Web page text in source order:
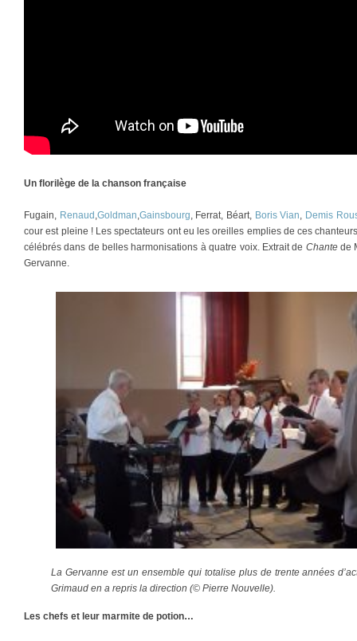
Un florilège de la chanson française
Fugain, Renaud Goldman Gainsbourg , Ferrat, Béart, Boris Vian
Demis
cour est pleine ! Les spectateurs ont eu les oreilles emplies de ces
célébrés dans de belles harmonisations à quatre voix. Extrait de Chantede
Gervanne.
La Gervanne est un ensemble qui totalise plus de trente années
Grimaud en a repris la direction (© Pierre Nouvelle).
Les chefs et leur marmite de potion…